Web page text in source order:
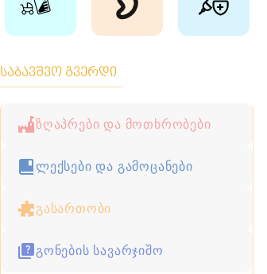
საბავშვო გვერდი
ზღაპრები და მოთხრობები
ლექსები და გამოცანები
გასართობი
გონების სავარჯიშო